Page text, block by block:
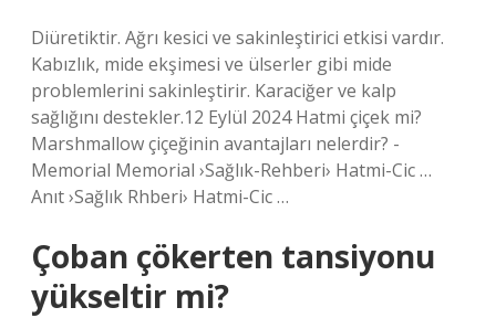
Diüretiktir. Ağrı kesici ve sakinleştirici etkisi vardır.
Kabızlık, mide ekşimesi ve ülserler gibi mide
problemlerini sakinleştirir. Karaciğer ve kalp
sağlığını destekler.12 Eylül 2024 Hatmi çiçek mi?
Marshmallow çiçeğinin avantajları nelerdir? -
Memorial Memorial ›Sağlık-Rehberi› Hatmi-Cic …
Anıt ›Sağlık Rhberi› Hatmi-Cic …
Çoban çökerten tansiyonu
yükseltir mi?